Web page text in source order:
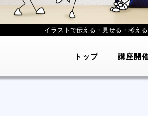
イラストで伝える・見せる・考える
トップ 講座開